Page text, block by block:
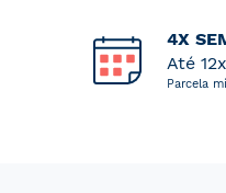
4X
Até
Parcela